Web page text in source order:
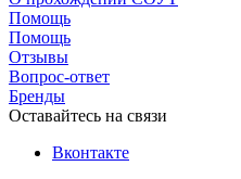
Помощь
Помощь
Отзывы
Вопрос-ответ
Бренды
Оставайтесь на связи
Вконтакте